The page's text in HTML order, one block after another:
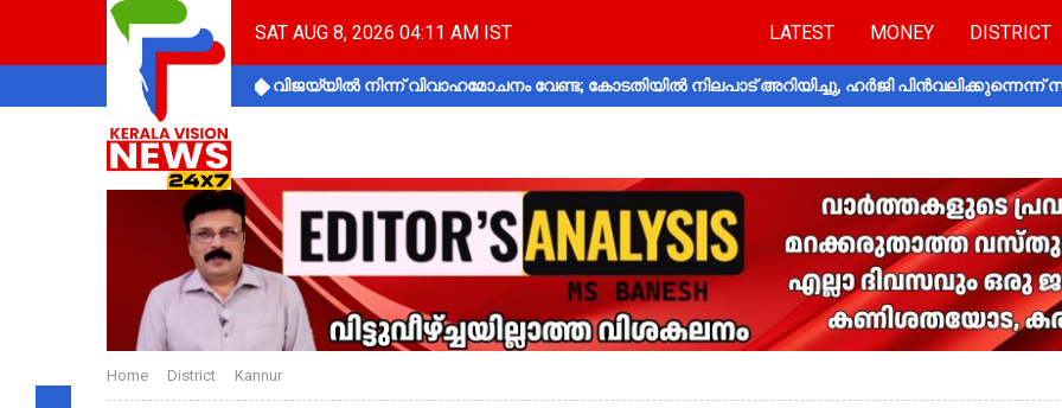
SAT AUG 8, 2026 04:11 AM IST LATEST MONEY DISTRICT
വിജയ്‌യിൽ നിന്ന് വിവാഹമോചനം വേണ്ട; കോടതിയിൽ നിലപാട് അറിയിച്ചു, ഹർജി പിൻവലിക്കുന്നെന്ന്
Home District Kannur